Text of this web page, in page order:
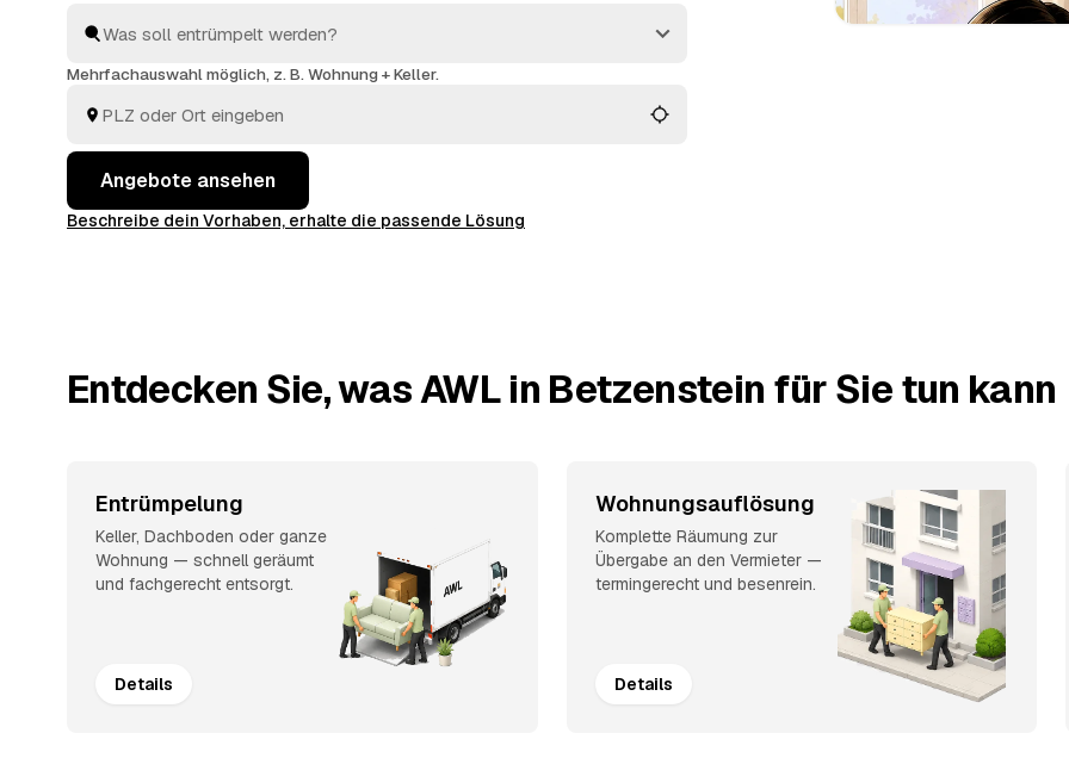
bei allen dazu. Sie müssen nur das Angebot auswählen, das am besten
passt.
Mehrfachauswahl möglich, z. B. Wohnung + Keller.
Angebote ansehen
Beschreibe dein Vorhaben, erhalte die passende Lösung
Entdecken Sie, was AWL in Betzenstein für Sie tun kann
Entrümpelung
Keller, Dachboden oder ganze
Wohnung — schnell geräumt
und fachgerecht entsorgt.
Details
Wohnungsauflösung
Komplette Räumung zur
Übergabe an den Vermieter —
termingerecht und besenrein.
Details